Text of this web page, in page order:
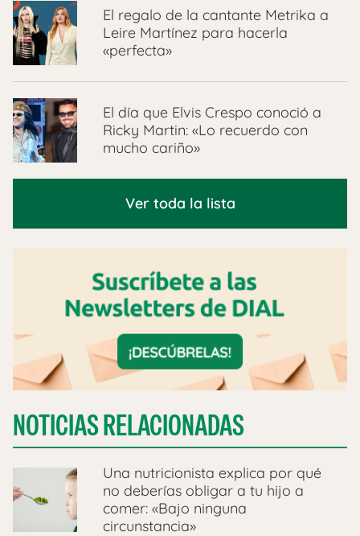
El regalo de la cantante Metrika a
Leire Martínez para hacerla
«perfecta»
El día que Elvis Crespo conoció a
Ricky Martin: «Lo recuerdo con
mucho cariño»
Ver toda la lista
NOTICIAS RELACIONADAS
Una nutricionista explica por qué
no deberías obligar a tu hijo a
comer: «Bajo ninguna
circunstancia»